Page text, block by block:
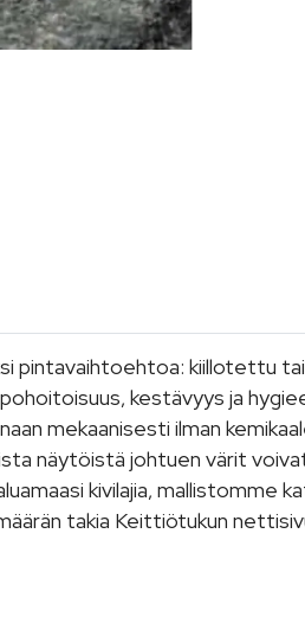
pintavaihtoehtoa: kiillotettu
kestävyys ja
mekaanisesti ilman
näytöistä johtuen värit
kivilajia,
takia Keittiötukun